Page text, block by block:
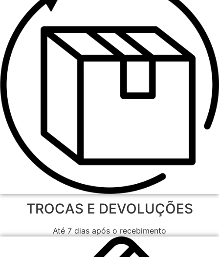
TROCAS E DEVOLUÇÕES
Até 7 dias após o recebimento